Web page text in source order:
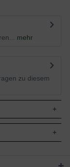
mehr
zu diesem
'Alba'